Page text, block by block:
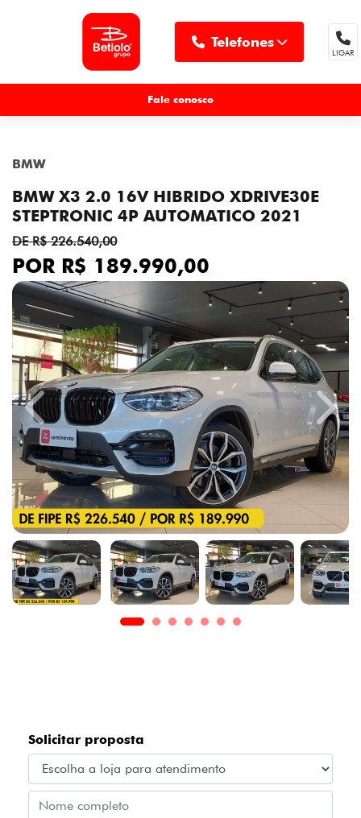
Telefones
LIGAR
Fale conosco
BMW
BMW X3 2.0 16V HIBRIDO XDRIVE30E
STEPTRONIC 4P AUTOMATICO 2021
DE R$ 226.540,00
POR R$ 189.990,00
Previous Next
Solicitar proposta